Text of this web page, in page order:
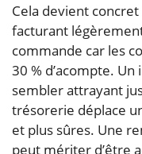
Cela devient
facturant
commande car les
30 % d’acompte.
sembler attrayant
trésorerie déplace
et plus sûres. Une
peut mériter d’être